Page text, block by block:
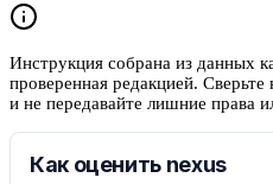
Инструкция собрана из данных
проверенная редакцией.
и не передавайте лишние права
Как оценить nexus